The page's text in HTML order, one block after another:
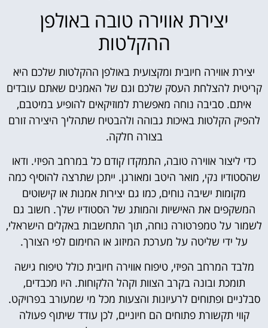
יצירת אווירה טובה באולפן
ההקלטות
יצירת אווירה חיובית ומקצועית באולפן ההקלטות שלכם היא
קריטית להצלחת העסק שלכם וגם של האמנים שאתם עובדים
איתם. סביבה נוחה מאפשרת למוזיקאים להופיע במיטבם,
להפיק הקלטות באיכות גבוהה ולהבטיח שתהליך היצירה זורם
בצורה חלקה.
כדי ליצור אווירה טובה, התמקדו קודם כל במרחב הפיזי. ודאו
שהסטודיו נקי, מואר היטב ומאורגן. ייתכן שתרצה להוסיף כמה
מקומות ישיבה נוחים, כמו גם יצירות אמנות או קישוטים
המשקפים את האישיות והמותג של הסטודיו שלך. חשוב גם
לשמור על טמפרטורה נוחה, תוך התחשבות באקלים הישראלי,
על ידי שליטה על מערכת המיזוג או החימום לפי הצורך.
מלבד המרחב הפיזי, טיפוח אווירה חיובית כולל טיפוח גישה
תומכת ובונה בקרב הצוות וקהל הלקוחות. היו מכבדים,
סבלניים ופתוחים לרעיונות והצעות מכל מי שמעורב בפרויקט.
קווי תקשורת פתוחים הם חיוניים, לכן עודד שיתוף פעולה